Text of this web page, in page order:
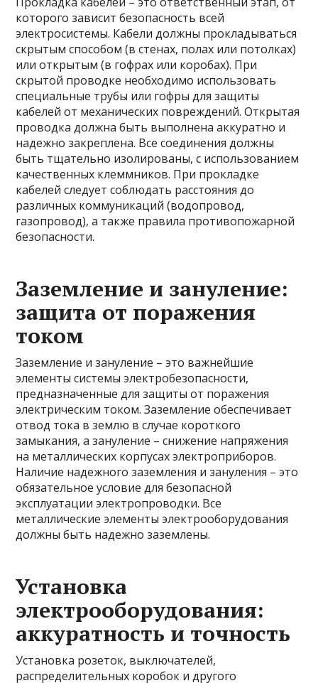
которого зависит безопасность всей
электросистемы. Кабели должны прокладываться
скрытым способом (в стенах, полах или потолках)
или открытым (в гофрах или коробах). При
скрытой проводке необходимо использовать
специальные трубы или гофры для защиты
кабелей от механических повреждений. Открытая
проводка должна быть выполнена аккуратно и
надежно закреплена. Все соединения должны
быть тщательно изолированы, с использованием
качественных клеммников. При прокладке
кабелей следует соблюдать расстояния до
различных коммуникаций (водопровод,
газопровод), а также правила противопожарной
безопасности.
Заземление и зануление:
защита от поражения
током
Заземление и зануление – это важнейшие
элементы системы электробезопасности,
предназначенные для защиты от поражения
электрическим током. Заземление обеспечивает
отвод тока в землю в случае короткого
замыкания, а зануление – снижение напряжения
на металлических корпусах электроприборов.
Наличие надежного заземления и зануления – это
обязательное условие для безопасной
эксплуатации электропроводки. Все
металлические элементы электрооборудования
должны быть надежно заземлены.
Установка
электрооборудования:
аккуратность и точность
Установка розеток, выключателей,
распределительных коробок и другого